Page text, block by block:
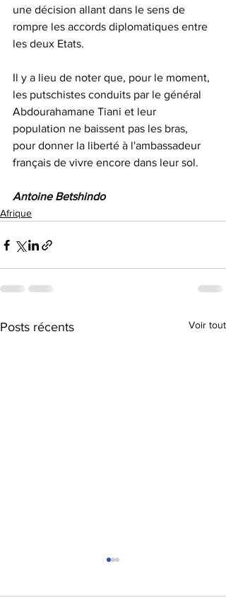
une décision allant dans le sens de
rompre les accords diplomatiques entre
les deux Etats.
Il y a lieu de noter que, pour le moment,
les putschistes conduits par le général
Abdourahamane Tiani et leur
population ne baissent pas les bras,
pour donner la liberté à l'ambassadeur
français de vivre encore dans leur sol.
Antoine Betshindo
Afrique
Posts récents Voir tout